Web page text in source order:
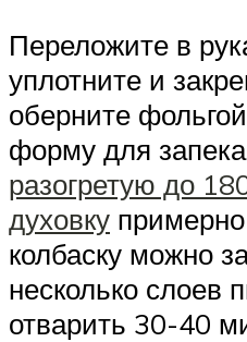
Переложите в
уплотните и
оберните
форму для
разогретую до
духовку
колбаску можно
несколько слоев
отварить 30-40